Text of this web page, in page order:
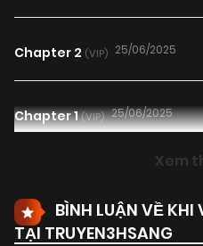
Chapter 2 (VIP) 25/06/2025
Chapter 1(VIP) 25/06/2025
Xem
BÌNH LUẬN VỀ
TẠI TRUYEN3HSANG